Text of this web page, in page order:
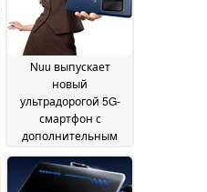
Nuu выпускает
новый
ультрадорогой 5G-
смартфон с
дополнительным
22
May 2026